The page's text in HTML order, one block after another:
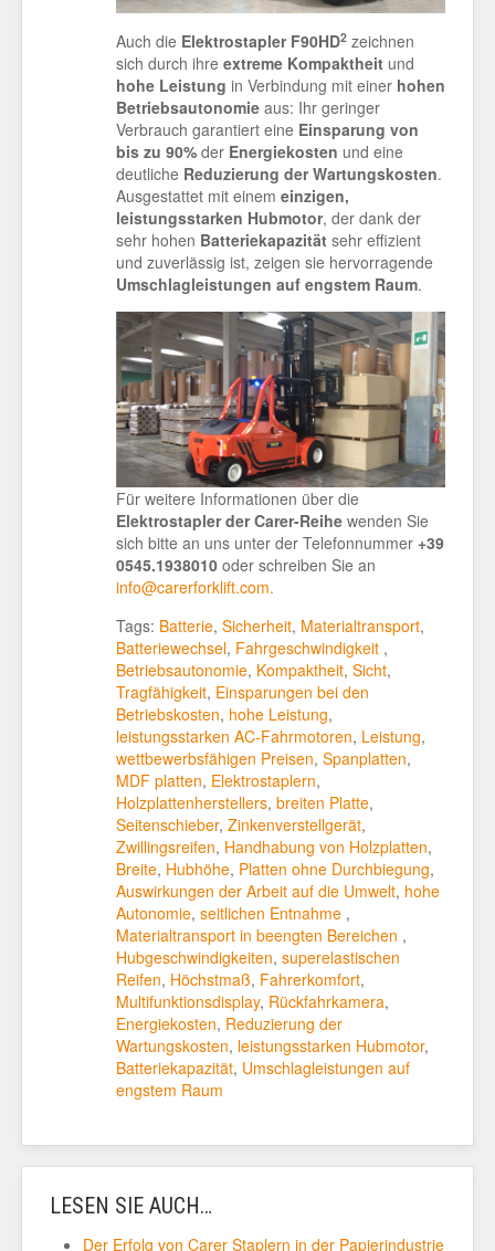
Auch die Elektrostapler F90HD2 zeichnen
sich durch ihre extreme Kompaktheit und
hohe Leistung in Verbindung mit einer hohen
Betriebsautonomie aus: Ihr geringer
Verbrauch garantiert eine Einsparung von
bis zu 90% der Energiekosten und eine
deutliche Reduzierung der Wartungskosten.
Ausgestattet mit einem einzigen,
leistungsstarken Hubmotor, der dank der
sehr hohen Batteriekapazität sehr effizient
und zuverlässig ist, zeigen sie hervorragende
Umschlagleistungen auf engstem Raum.
Für weitere Informationen über die
Elektrostapler der Carer-Reihe wenden Sie
sich bitte an uns unter der Telefonnummer +39
0545.1938010 oder schreiben Sie an
info@carerforklift.com.
Tags: Batterie, Sicherheit, Materialtransport,
Batteriewechsel, Fahrgeschwindigkeit ,
Betriebsautonomie, Kompaktheit, Sicht,
Tragfähigkeit, Einsparungen bei den
Betriebskosten, hohe Leistung,
leistungsstarken AC-Fahrmotoren, Leistung,
wettbewerbsfähigen Preisen, Spanplatten,
MDF platten, Elektrostaplern,
Holzplattenherstellers, breiten Platte,
Seitenschieber, Zinkenverstellgerät,
Zwillingsreifen, Handhabung von Holzplatten,
Breite, Hubhöhe, Platten ohne Durchbiegung,
Auswirkungen der Arbeit auf die Umwelt, hohe
Autonomie, seitlichen Entnahme ,
Materialtransport in beengten Bereichen ,
Hubgeschwindigkeiten, superelastischen
Reifen, Höchstmaß, Fahrerkomfort,
Multifunktionsdisplay, Rückfahrkamera,
Energiekosten, Reduzierung der
Wartungskosten, leistungsstarken Hubmotor,
Batteriekapazität, Umschlagleistungen auf
engstem Raum
LESEN SIE AUCH…
Der Erfolg von Carer Staplern in der Papierindustrie